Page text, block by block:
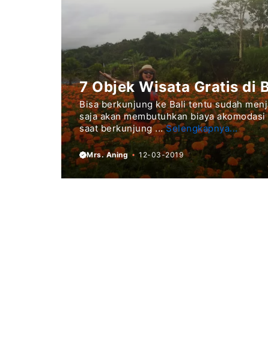
7 Objek Wisata Gratis di
Bisa berkunjung ke Bali tentu sudah
saja akan membutuhkan biaya
saat berkunjung ...Selengkapnya...
Mrs. Aning 12-03-2019